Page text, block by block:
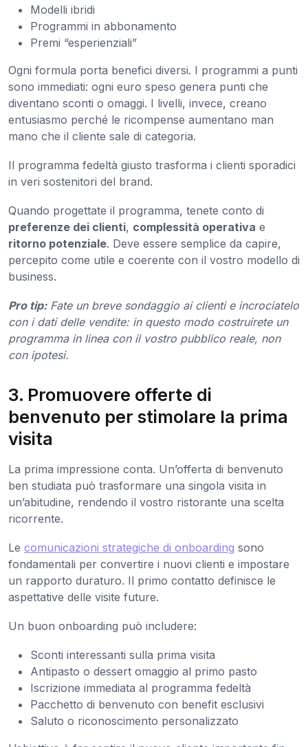
Modelli ibridi
Programmi in abbonamento
Premi “esperienziali”
Ogni formula porta benefici diversi. I programmi a punti
sono immediati: ogni euro speso genera punti che
diventano sconti o omaggi. I livelli, invece, creano
entusiasmo perché le ricompense aumentano man
mano che il cliente sale di categoria.
Il programma fedeltà giusto trasforma i clienti sporadici
in veri sostenitori del brand.
Quando progettate il programma, tenete conto di
preferenze dei clienti, complessità operativa e
ritorno potenziale. Deve essere semplice da capire,
percepito come utile e coerente con il vostro modello di
business.
Pro tip: Fate un breve sondaggio ai clienti e incrociatelo
con i dati delle vendite: in questo modo costruirete un
programma in linea con il vostro pubblico reale, non
con ipotesi.
3. Promuovere offerte di
benvenuto per stimolare la prima
visita
La prima impressione conta. Un’offerta di benvenuto
ben studiata può trasformare una singola visita in
un’abitudine, rendendo il vostro ristorante una scelta
ricorrente.
Le comunicazioni strategiche di onboarding sono
fondamentali per convertire i nuovi clienti e impostare
un rapporto duraturo. Il primo contatto definisce le
aspettative delle visite future.
Un buon onboarding può includere:
Sconti interessanti sulla prima visita
Antipasto o dessert omaggio al primo pasto
Iscrizione immediata al programma fedeltà
Pacchetto di benvenuto con benefit esclusivi
Saluto o riconoscimento personalizzato